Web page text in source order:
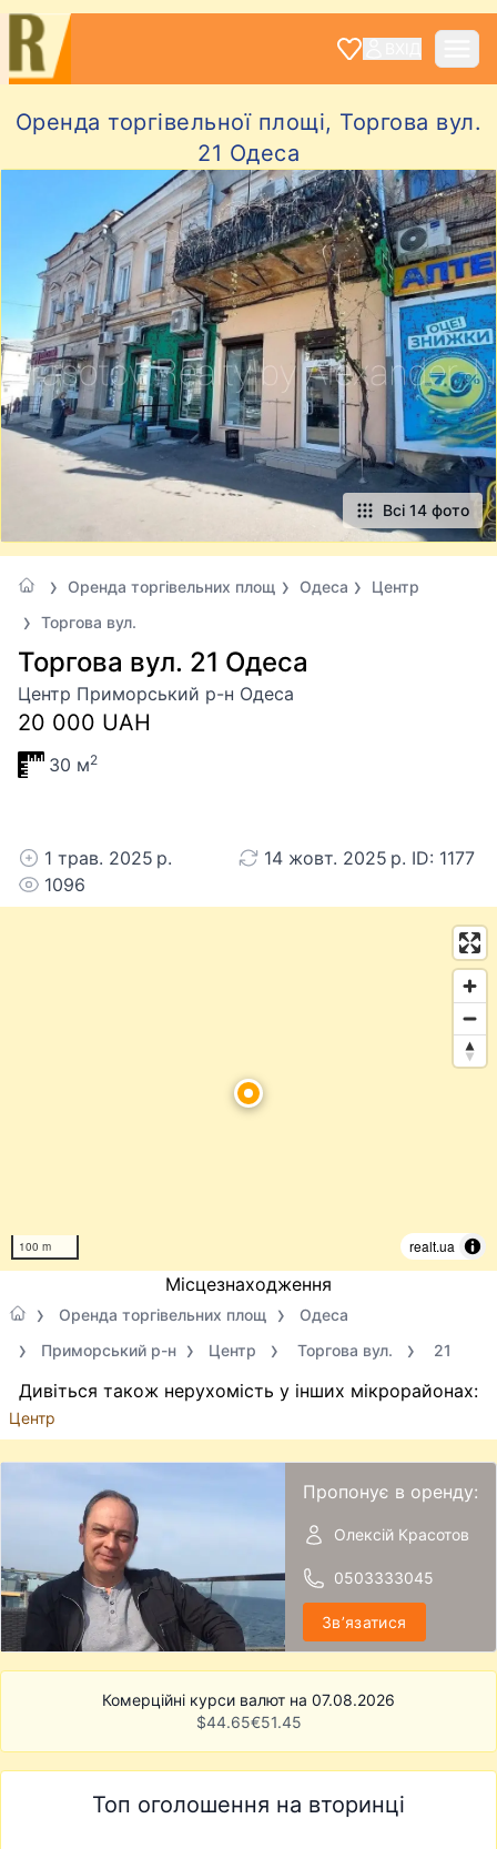
Оренда торгівельної площі, Торгова вул.
21 Одеса
Всі 14 фото
Оренда торгівельних площ Одеса
Центр
Торгова вул.
Торгова вул. 21 Одеса
Центр Приморський р-н Одеса
20 000 UAH
30 м2
1 трав. 2025 р.
14 жовт. 2025 р. ID: 1177
1096
100 m realt.ua
Місцезнаходження
Оренда торгівельних площ
Одеса
Приморський р-н
Центр Торгова вул. 21
Дивіться також нерухомість у інших мікрорайонах:
Центр
Пропонує в оренду:
Олексій Красотов
0503333045
Звʼязатися
Комерційні курси валют на 07.08.2026
$44.65€51.45
Топ оголошення на вторинці